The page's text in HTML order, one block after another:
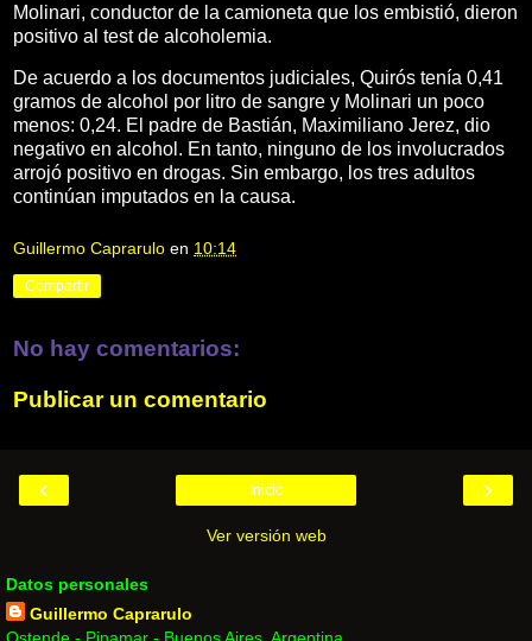
Molinari, conductor de la camioneta que los embistió, dieron
positivo al test de alcoholemia.
De acuerdo a los documentos judiciales, Quirós tenía 0,41
gramos de alcohol por litro de sangre y Molinari un poco
menos: 0,24. El padre de Bastián, Maximiliano Jerez, dio
negativo en alcohol. En tanto, ninguno de los involucrados
arrojó positivo en drogas. Sin embargo, los tres adultos
continúan imputados en la causa.
Guillermo Caprarulo en 10:14
Compartir
No hay comentarios:
Publicar un comentario
‹ ›
Inicio
Ver versión web
Datos personales
Guillermo Caprarulo